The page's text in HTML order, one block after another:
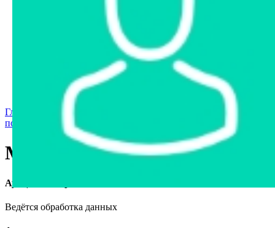
Арестованное имущество
Реестр несостоявшихся торгов
Реестр переоценок
Государственное имущество
Главная страница
подъемники
› МАЗ 5337, 2009
МАЗ 5337, 2009
Аукцион завершён
Ведётся обработка данных